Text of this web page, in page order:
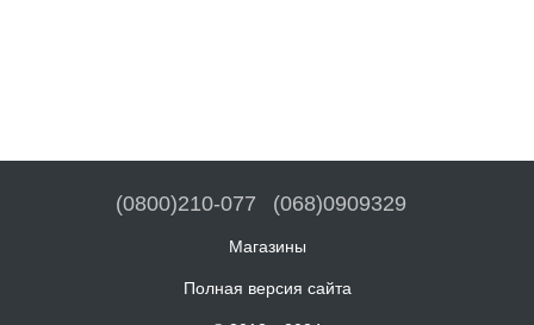
(0800)210-077 (068)0909329
Магазины
Полная версия сайта